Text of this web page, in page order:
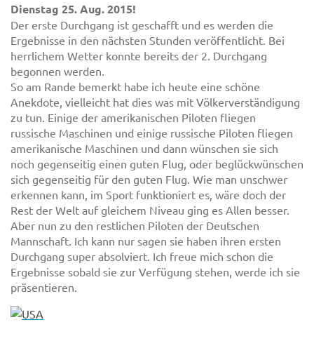
Dienstag 25. Aug. 2015!
Der erste Durchgang ist geschafft und es werden die
Ergebnisse in den nächsten Stunden veröffentlicht. Bei
herrlichem Wetter konnte bereits der 2. Durchgang
begonnen werden.
So am Rande bemerkt habe ich heute eine schöne
Anekdote, vielleicht hat dies was mit Völkerverständigung
zu tun. Einige der amerikanischen Piloten fliegen
russische Maschinen und einige russische Piloten fliegen
amerikanische Maschinen und dann wünschen sie sich
noch gegenseitig einen guten Flug, oder beglückwünschen
sich gegenseitig für den guten Flug. Wie man unschwer
erkennen kann, im Sport funktioniert es, wäre doch der
Rest der Welt auf gleichem Niveau ging es Allen besser.
Aber nun zu den restlichen Piloten der Deutschen
Mannschaft. Ich kann nur sagen sie haben ihren ersten
Durchgang super absolviert. Ich freue mich schon die
Ergebnisse sobald sie zur Verfügung stehen, werde ich sie
präsentieren.